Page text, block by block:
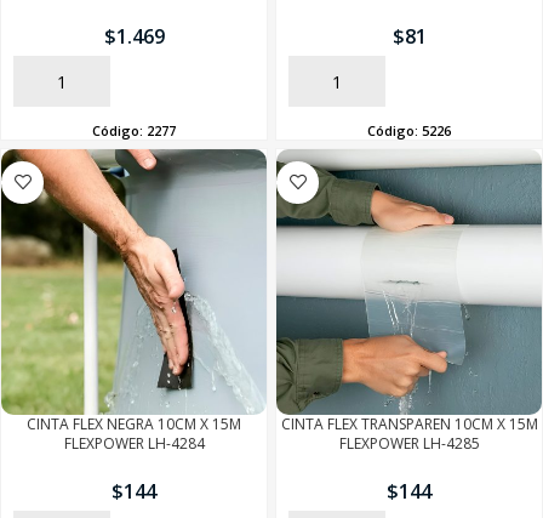
$1.469
AÑADIR
Código: 2277
$81
AÑADIR
Código: 5226
CINTA FLEX NEGRA 10CM X 15M
FLEXPOWER LH-4284
$144
CINTA FLEX TRANSPAREN 10CM X 15M
FLEXPOWER LH-4285
$144